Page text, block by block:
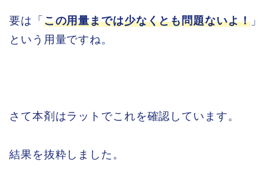
要は「 この用量までは少なくとも問題ないよ！ 」
という用量ですね。
さて本剤はラットでこれを確認しています。
結果を抜粋しました。